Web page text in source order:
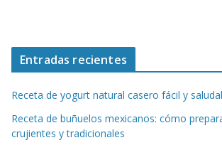
Entradas recientes
Receta de yogurt natural casero fácil y
Receta de buñuelos mexicanos: cómo
crujientes y tradicionales